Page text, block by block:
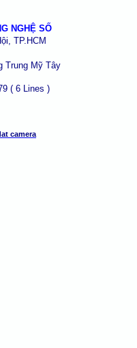
NGHỆ SỐ
TP.HCM
Trung Mỹ Tây
( 6 Lines )
camera